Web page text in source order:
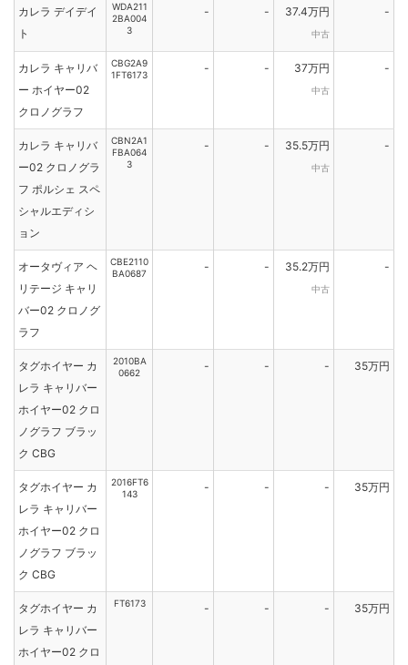
カレラ デイデイ
ト
WDA211
2BA004
3
- - 37.4万円
中古
-
カレラ キャリバ
ー ホイヤー02
クロノグラフ
CBG2A9
1FT6173
- - 37万円
中古
-
カレラ キャリバ
ー02 クロノグラ
フ ポルシェ スペ
シャルエディシ
ョン
CBN2A1
FBA064
3
- - 35.5万円
中古
-
オータヴィア ヘ
リテージ キャリ
バー02 クロノグ
ラフ
CBE2110
BA0687
- - 35.2万円
中古
-
タグホイヤー カ
レラ キャリバー
ホイヤー02 クロ
ノグラフ ブラッ
ク CBG
2010BA
0662
- - - 35万円
タグホイヤー カ
レラ キャリバー
ホイヤー02 クロ
ノグラフ ブラッ
ク CBG
2016FT6
143
- - - 35万円
タグホイヤー カ
レラ キャリバー
ホイヤー02 クロ
FT6173 - - - 35万円